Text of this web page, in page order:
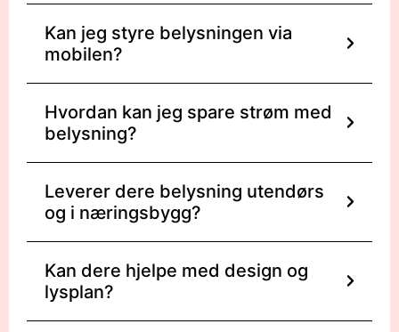
Kan jeg styre belysningen via
mobilen?
Hvordan kan jeg spare strøm med
belysning?
Leverer dere belysning utendørs
og i næringsbygg?
Kan dere hjelpe med design og
lysplan?